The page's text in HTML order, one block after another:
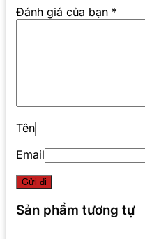
Đánh giá của bạn *
Tên
Email
Sản phẩm tương tự